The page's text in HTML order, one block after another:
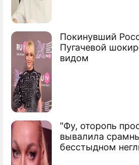
Покинувший
Пугачевой
видом
"Фу, оторопь
вывалила
бесстыдном